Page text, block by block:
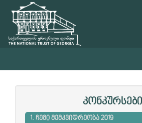
კონკურსები
1. ჩემი მემკვიდრეობა 2019